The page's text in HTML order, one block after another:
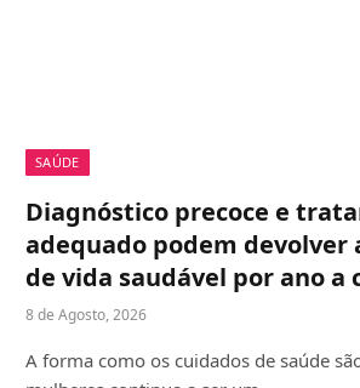
SAÚDE
Diagnóstico precoce e
adequado podem devolver
de vida saudável por ano a
8 de Agosto, 2026
A forma como os cuidados de saúde